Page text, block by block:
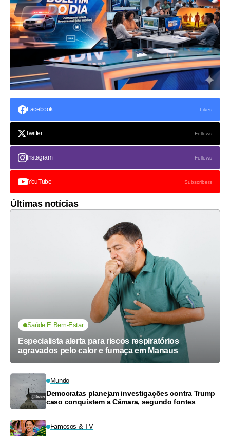
Facebook Likes
Twitter Follows
Instagram Follows
YouTube Subscribers
Últimas notícias
Saúde E Bem-Estar
Especialista alerta para riscos respiratórios
agravados pelo calor e fumaça em Manaus
Mundo
Democratas planejam investigações contra Trump
caso conquistem a Câmara, segundo fontes
Famosos & TV